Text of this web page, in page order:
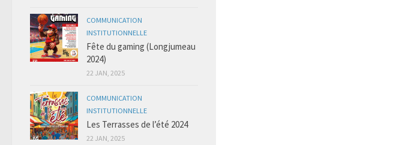
COMMUNICATION
INSTITUTIONNELLE
Fête du gaming (Longjumeau
2024)
22 JAN, 2025
COMMUNICATION
INSTITUTIONNELLE
Les Terrasses de l’été 2024
22 JAN, 2025